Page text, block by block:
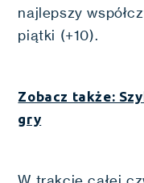
najlepszy
piątki (+10).
Zobacz także:
gry